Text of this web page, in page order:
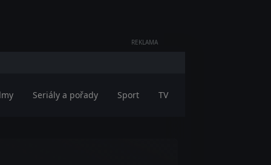
REKLAMA
Seriály a pořady Sport TV